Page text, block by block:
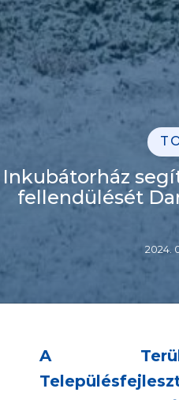
Inkubátorház
fellendülését
2024.
A